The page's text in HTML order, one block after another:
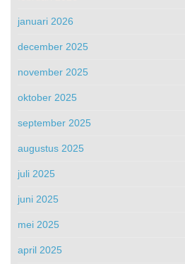
januari 2026
december 2025
november 2025
oktober 2025
september 2025
augustus 2025
juli 2025
juni 2025
mei 2025
april 2025